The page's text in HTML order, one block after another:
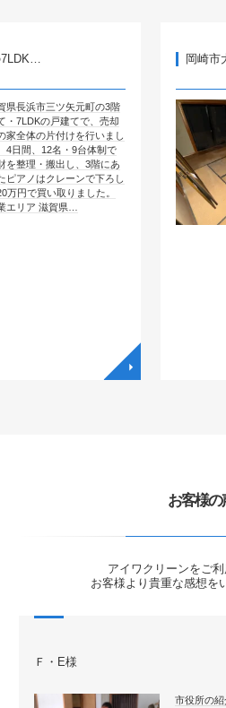
矢元町の3階
建てで、売却
けを行いまし
・9台体制で
し、3階にあ
ーンで下ろし
取りました。
県…
岡崎市大西の
お客様の
アイワクリーンをご
お客様より貴重な感想を
Ｆ・E様
市役所の